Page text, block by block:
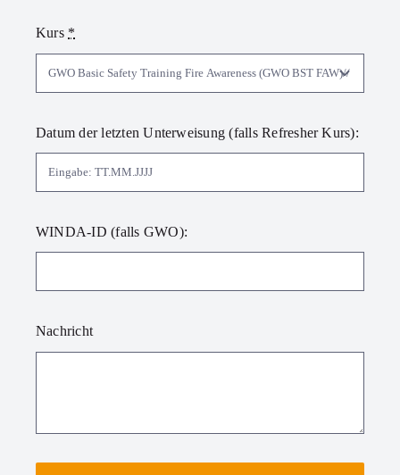
Kurs *
Datum der letzten Unterweisung (falls Refresher Kurs):
WINDA-ID (falls GWO):
Nachricht